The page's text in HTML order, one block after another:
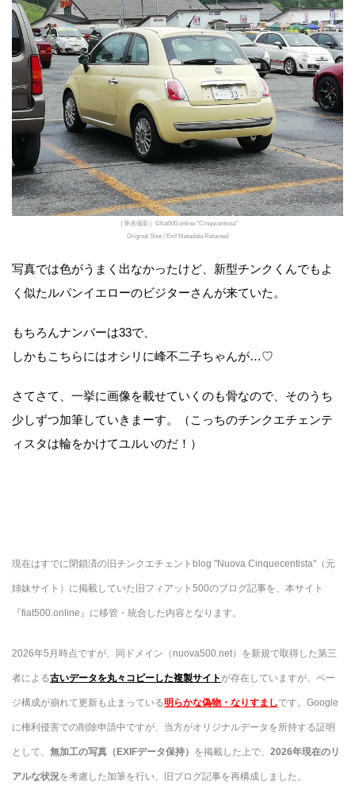
［筆者撮影］©fiat500.online "Cinqucentista"
Original Shot / Exif Metadata Retained
写真では色がうまく出なかったけど、新型チンクくんでもよ
く似たルパンイエローのビジターさんが来ていた。
もちろんナンバーは33で、
しかもこちらにはオシリに峰不二子ちゃんが…♡
さてさて、一挙に画像を載せていくのも骨なので、そのうち
少しずつ加筆していきまーす。（こっちのチンクエチェンテ
ィスタは輪をかけてユルいのだ！）
現在はすでに閉鎖済の旧チンクエチェントblog "Nuova Cinquecentista"（元
姉妹サイト）に掲載していた旧フィアット500のブログ記事を、本サイト
『fiat500.online』に移管・統合した内容となります。
2026年5月時点ですが、同ドメイン（nuova500.net）を新規で取得した第三
者による古いデータを丸々コピーした複製サイトが存在していますが、ペー
ジ構成が崩れて更新も止まっている明らかな偽物・なりすましです。Google
に権利侵害での削除申請中ですが、当方がオリジナルデータを所持する証明
として、 無加工の写真（EXIFデータ保持） を掲載した上で、 2026年現在のリ
アルな状況を考慮した加筆を行い、旧ブログ記事を再構成しました。